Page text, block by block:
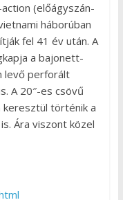
(előágyszán-
háborúban
fel 41 év után. A
a bajonett-
levő perforált
A 20″-es csövű
keresztül történik a
Ára viszont közel